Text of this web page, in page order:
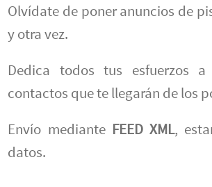
Olvídate de poner anuncios de
y otra vez.
Dedica todos tus esfuerzos a
contactos que te llegarán de los
Envío mediante FEED XML,
datos.